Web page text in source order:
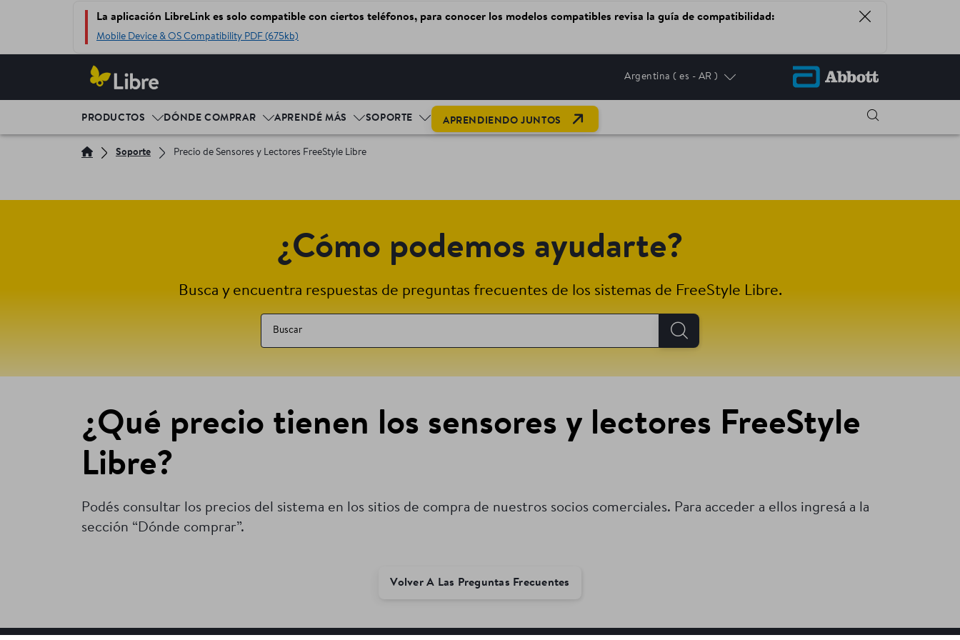
La aplicación LibreLink es solo compatible con ciertos teléfonos, para conocer los modelos compatibles revisa la guía de compatibilidad:
Mobile Device & OS Compatibility PDF (675kb)
Argentina ( es - AR )
PRODUCTOS DÓNDE COMPRAR APRENDÉ MÁS SOPORTE APRENDIENDO JUNTOS
Soporte Precio de Sensores y Lectores FreeStyle Libre
¿Cómo podemos ayudarte?
Busca y encuentra respuestas de preguntas frecuentes de los sistemas de FreeStyle Libre.
¿Qué precio tienen los sensores y lectores FreeStyle
Libre?
Podés consultar los precios del sistema en los sitios de compra de nuestros socios comerciales. Para acceder a ellos ingresá a la
sección “Dónde comprar”.
Volver A Las Preguntas Frecuentes